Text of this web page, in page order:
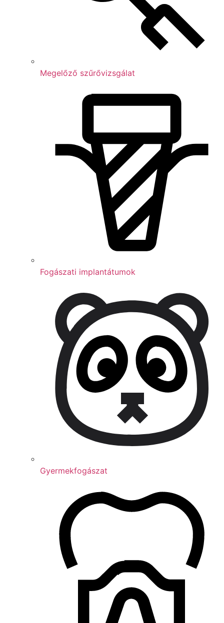
Megelőző szűrővizsgálat
Fogászati implantátumok
Gyermekfogászat